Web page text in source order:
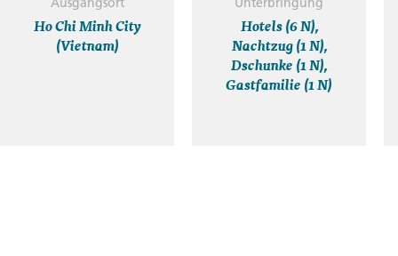
Ho Chi Minh City
(Vietnam)
Hotels (6 N),
Nachtzug (1 N),
Dschunke (1 N),
Gastfamilie (1 N)